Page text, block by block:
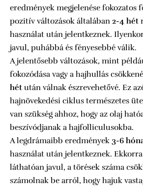
eredmények megjelenése fokozatos
pozitív változások általában 2-4 hét
használat után jelentkeznek.
javul, puhábbá és fényesebbé válik.
A jelentősebb változások, mint
fokozódása vagy a hajhullás
hét után válnak észrevehetővé. Ez
hajnövekedési ciklus természetes
van szükség ahhoz, hogy az olaj
beszívódjanak a hajfolliculusokba.
A legdrámaibb eredmények 3-6
használat után jelentkeznek.
láthatóan javul, a törések száma
számolnak be arról, hogy hajuk